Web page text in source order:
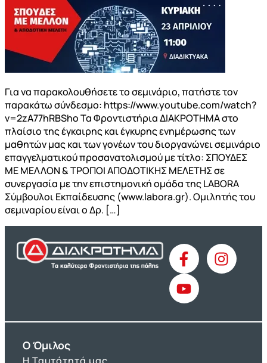
Για να παρακολουθήσετε το σεμινάριο, πατήστε τον
παρακάτω σύνδεσμο: https://www.youtube.com/watch?
v=2zA77hRBSho Τα Φροντιστήρια ΔΙΑΚΡΟΤΗΜΑ στο
πλαίσιο της έγκαιρης και έγκυρης ενημέρωσης των
μαθητών μας και των γονέων του διοργανώνει σεμινάριο
επαγγελματικού προσανατολισμού με τίτλο: ΣΠΟΥΔΕΣ
ΜΕ ΜΕΛΛΟΝ & ΤΡΟΠΟΙ ΑΠΟΔΟΤΙΚΗΣ ΜΕΛΕΤΗΣ σε
συνεργασία με την επιστημονική ομάδα της LABORA
Σύμβουλοι Εκπαίδευσης (www.labora.gr). Ομιλητής του
σεμιναρίου είναι ο Δρ. […]
O Όμιλος